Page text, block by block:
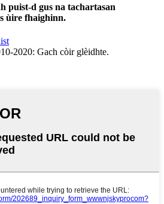
puist-d gus na tachartasan
ùire fhaighinn.
2020: Gach còir glèidhte.